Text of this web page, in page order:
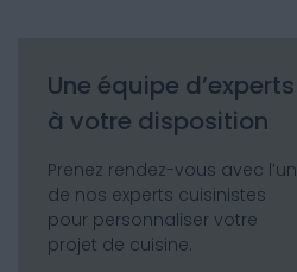
Une équipe d’experts
à votre disposition
Prenez rendez-vous avec l’un
de nos experts cuisinistes
pour personnaliser votre
projet de cuisine.